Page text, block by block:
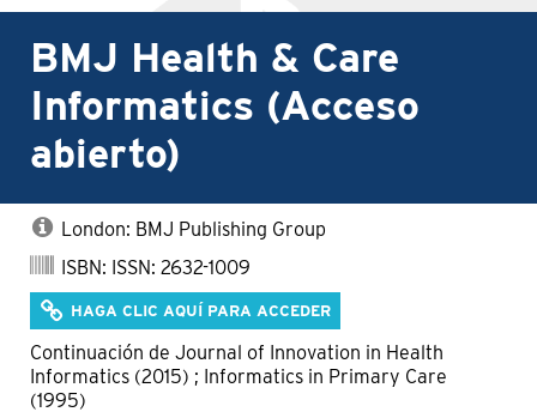
BMJ Health & Care
Informatics (Acceso
abierto)
London: BMJ Publishing Group
ISBN: ISSN: 2632-1009
HAGA CLIC AQUÍ PARA ACCEDER
Continuación de Journal of Innovation in Health
Informatics (2015) ; Informatics in Primary Care
(1995)